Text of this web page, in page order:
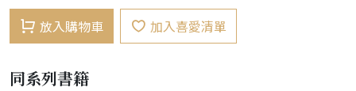
放入購物車 加入喜愛清單
同系列書籍